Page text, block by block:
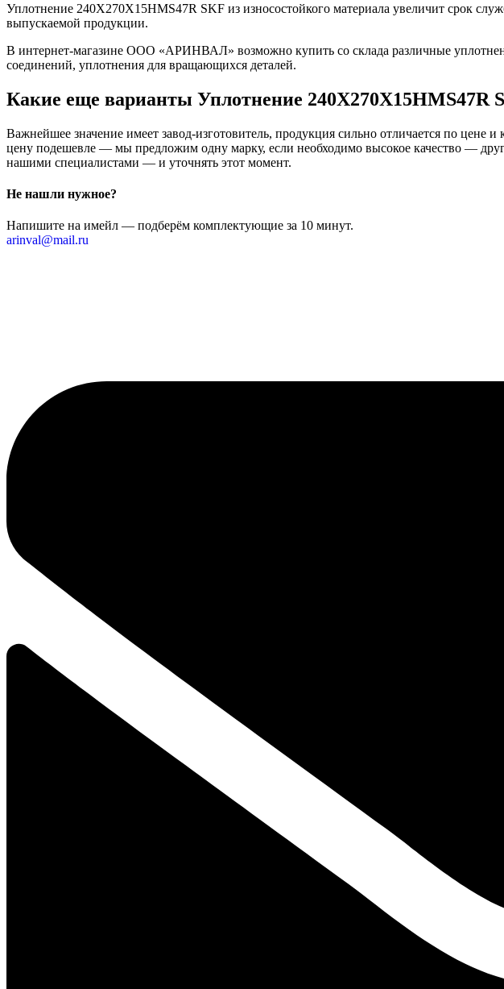
Уплотнение 240X270X15HMS47R SKF из износостойкого материала увеличит срок
выпускаемой продукции.
В интернет-магазине ООО «АРИНВАЛ» возможно купить со склада различные
соединений, уплотнения для вращающихся деталей.
Какие еще варианты Уплотнение 240X270X15HMS47R
Важнейшее значение имеет завод-изготовитель, продукция сильно отличается по цене
цену подешевле — мы предложим одну марку, если необходимо высокое качество —
нашими специалистами — и уточнять этот момент.
Не нашли нужное?
Напишите на имейл — подберём комплектующие за 10 минут.
arinval@mail.ru